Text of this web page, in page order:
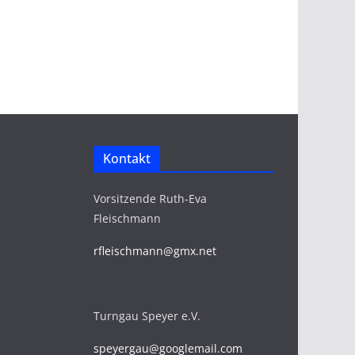
Kontakt
Vorsitzende Ruth-Eva
Fleischmann
rfleischmann@gmx.net
Turngau Speyer e.V.
speyergau@googlemail.com